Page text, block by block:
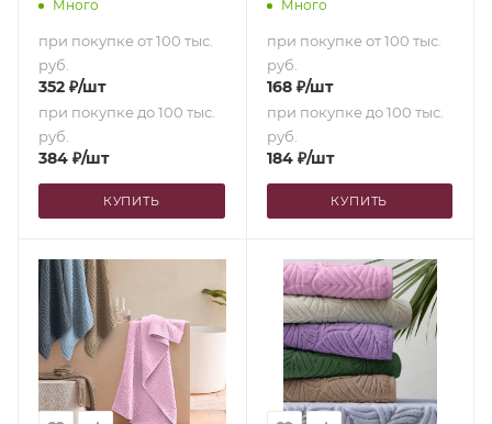
Много
при покупке от 100 тыс.
руб.
352 ₽/шт
при покупке до 100 тыс.
руб.
384 ₽/шт
КУПИТЬ
Много
при покупке от 100 тыс.
руб.
168₽/шт
при покупке до 100 тыс.
руб.
184₽/шт
КУПИТЬ